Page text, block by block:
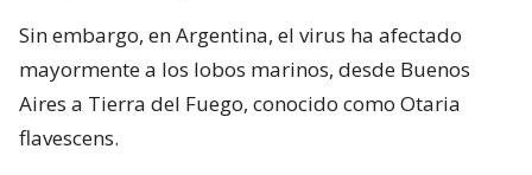
Sin embargo, en Argentina, el virus ha afectado
mayormente a los lobos marinos, desde Buenos
Aires a Tierra del Fuego, conocido como Otaria
flavescens.